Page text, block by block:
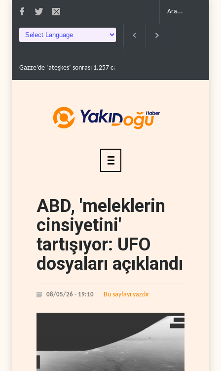
Gazze’de ‘ateşkes’ sonrası 1.257 can kaybı..
ABD, 'meleklerin
cinsiyetini'
tartışıyor: UFO
dosyaları açıklandı
08/05/26 - 19:10 Bu sayfayı yazdır